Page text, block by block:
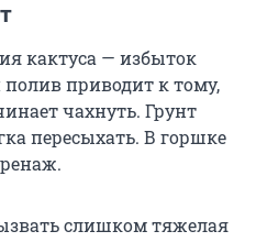
кактуса — избыток
приводит к тому,
чахнуть. Грунт
пересыхать. В горшке
слишком тяжелая